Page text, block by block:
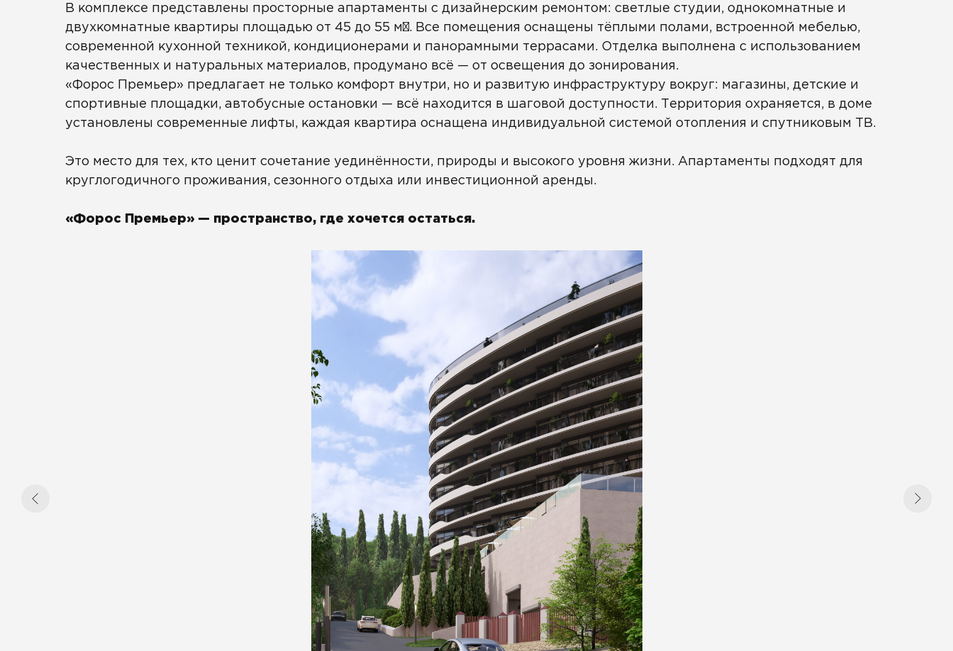
В комплексе представлены просторные апартаменты с дизайнерским ремонтом: светлые студии, однокомнатные и
двухкомнатные квартиры площадью от 45 до 55 м². Все помещения оснащены тёплыми полами, встроенной мебелью,
современной кухонной техникой, кондиционерами и панорамными террасами. Отделка выполнена с использованием
качественных и натуральных материалов, продумано всё — от освещения до зонирования.
«Форос Премьер» предлагает не только комфорт внутри, но и развитую инфраструктуру вокруг: магазины, детские и
спортивные площадки, автобусные остановки — всё находится в шаговой доступности. Территория охраняется, в доме
установлены современные лифты, каждая квартира оснащена индивидуальной системой отопления и спутниковым ТВ.
Это место для тех, кто ценит сочетание уединённости, природы и высокого уровня жизни. Апартаменты подходят для
круглогодичного проживания, сезонного отдыха или инвестиционной аренды.
«Форос Премьер» — пространство, где хочется остаться.